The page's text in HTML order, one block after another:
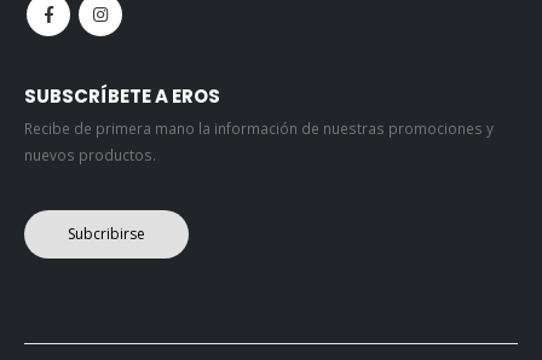
SUBSCRÍBETE A EROS
Recibe de primera mano la información de nuestras promociones y
nuevos productos.
Subcribirse